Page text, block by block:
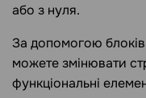
або з нуля.
За допомогою блоків
можете змінювати
функціональні